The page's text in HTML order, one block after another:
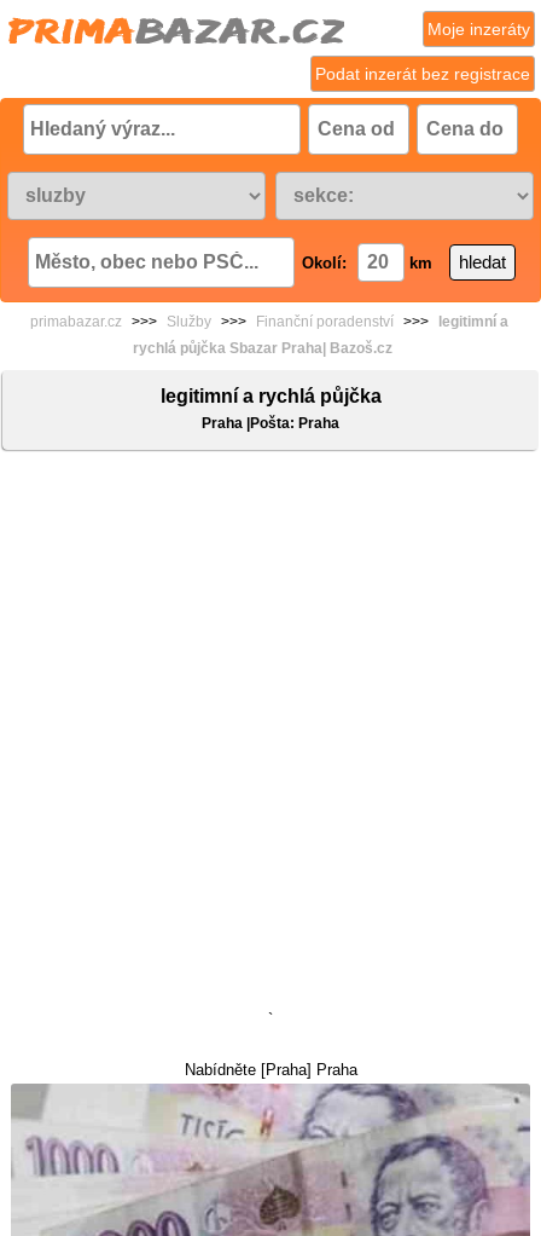
Podat inzerát bez registrace
Moje inzeráty
Okolí: km
primabazar.cz >>> Služby >>> Finanční poradenství >>>
legitimní a
rychlá půjčka Sbazar Praha| Bazoš.cz
legitimní a rychlá půjčka
Praha |Pošta: Praha
`
Nabídněte [Praha] Praha